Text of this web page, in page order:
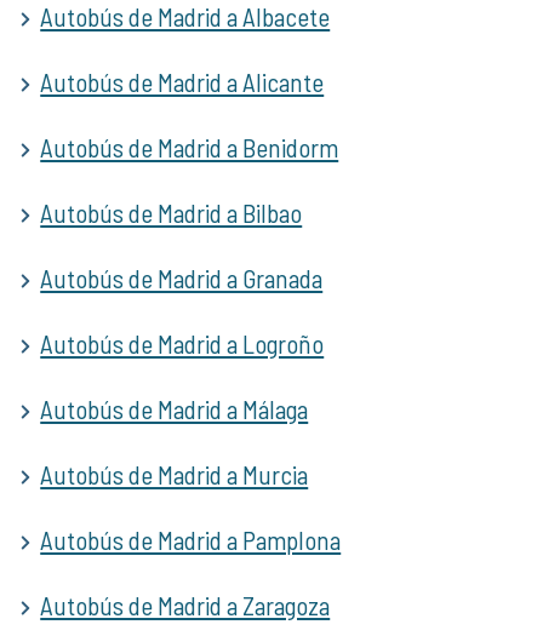
Autobús de Madrid a Albacete
Autobús de Madrid a Alicante
Autobús de Madrid a Benidorm
Autobús de Madrid a Bilbao
Autobús de Madrid a Granada
Autobús de Madrid a Logroño
Autobús de Madrid a Málaga
Autobús de Madrid a Murcia
Autobús de Madrid a Pamplona
Autobús de Madrid a Zaragoza